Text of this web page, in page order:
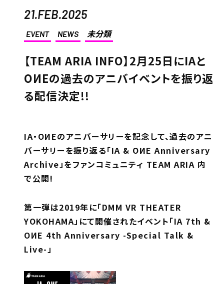
21.FEB.2025
EVENT NEWS 未分類
【TEAM ARIA INFO】2月25日にIAと
OИEの過去のアニバイベントを振り返
る配信決定!!
IA・OИEのアニバーサリーを記念して、過去のアニ
バーサリーを振り返る「IA & OИE Anniversary
Archive」をファンコミュニティ TEAM ARIA 内
で公開!
第一弾は2019年に「DMM VR THEATER
YOKOHAMA」にて開催されたイベント「IA 7th &
OИE 4th Anniversary -Special Talk &
Live-」